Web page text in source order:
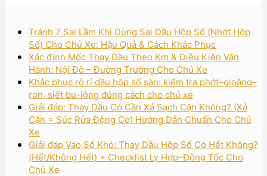
Tránh 7 Sai Lầm Khi Dùng Sai Dầu Hộp Số (Nhớt Hộp
Số) Cho Chủ Xe: Hậu Quả & Cách Khắc Phục
Xác định Mốc Thay Dầu Theo Km & Điều Kiện Vận
Hành: Nội Đô – Đường Trường Cho Chủ Xe
Khắc phục rò rỉ dầu hộp số sàn: kiểm tra phớt–gioăng–
ron, siết bu-lông đúng cách cho chủ xe
Giải đáp: Thay Dầu Có Cần Xả Sạch Cặn Không? (Xả
Cặn = Súc Rửa Động Cơ) Hướng Dẫn Chuẩn Cho Chủ
Xe
Giải đáp Vào Số Khó: Thay Dầu Hộp Số Có Hết Không?
(Hết/Không Hết) + Checklist Ly Hợp–Đồng Tốc Cho
Chủ Xe